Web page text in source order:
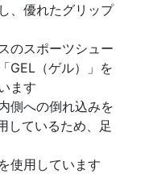
、優れたグリップ
のスポーツシュー
GEL（ゲル）」を
ます
側への倒れ込みを
しているため、足
使用しています